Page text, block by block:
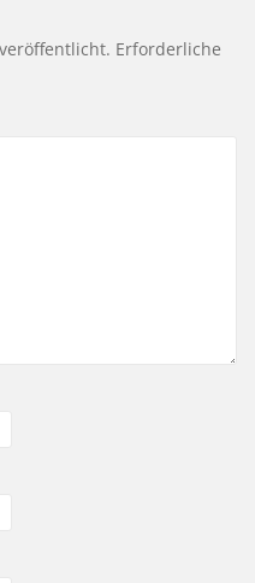
Erforderliche